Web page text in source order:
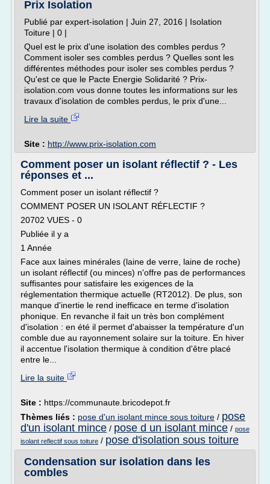
Prix Isolation
Publié par expert-isolation | Juin 27, 2016 | Isolation
Toiture | 0 |
Quel est le prix d'une isolation des combles perdus ?
Comment isoler ses combles perdus ? Quelles sont les
différentes méthodes pour isoler ses combles perdus ?
Qu'est ce que le Pacte Energie Solidarité ? Prix-
isolation.com vous donne toutes les informations sur les
travaux d'isolation de combles perdus, le prix d'une...
Lire la suite
Site : http://www.prix-isolation.com
Comment poser un isolant réflectif ? - Les
réponses et ...
Comment poser un isolant réflectif ?
COMMENT POSER UN ISOLANT RÉFLECTIF ?
20702 VUES - 0
Publiée il y a
1 Année
Face aux laines minérales (laine de verre, laine de roche)
un isolant réflectif (ou minces) n'offre pas de performances
suffisantes pour satisfaire les exigences de la
réglementation thermique actuelle (RT2012). De plus, son
manque d'inertie le rend inefficace en terme d'isolation
phonique. En revanche il fait un très bon complément
d'isolation : en été il permet d'abaisser la température d'un
comble due au rayonnement solaire sur la toiture. En hiver
il accentue l'isolation thermique à condition d'être placé
entre le...
Lire la suite
Site : https://communaute.bricodepot.fr
Thèmes liés : pose d'un isolant mince sous toiture / pose
d'un isolant mince / pose d un isolant mince / pose
isolant reflectif sous toiture / pose d'isolation sous toiture
Condensation sur isolation dans les
combles